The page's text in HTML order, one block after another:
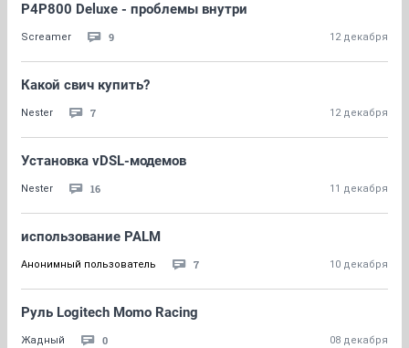
P4P800 Deluxe - проблемы внутри
Screamer 9 12 декабря
Какой свич купить?
Nestеr 7 12 декабря
Установка vDSL-модемов
Nestеr 16 11 декабря
использование PALM
Анонимный пользователь 7 10 декабря
Руль Logitech Momo Racing
Жадный 0 08 декабря